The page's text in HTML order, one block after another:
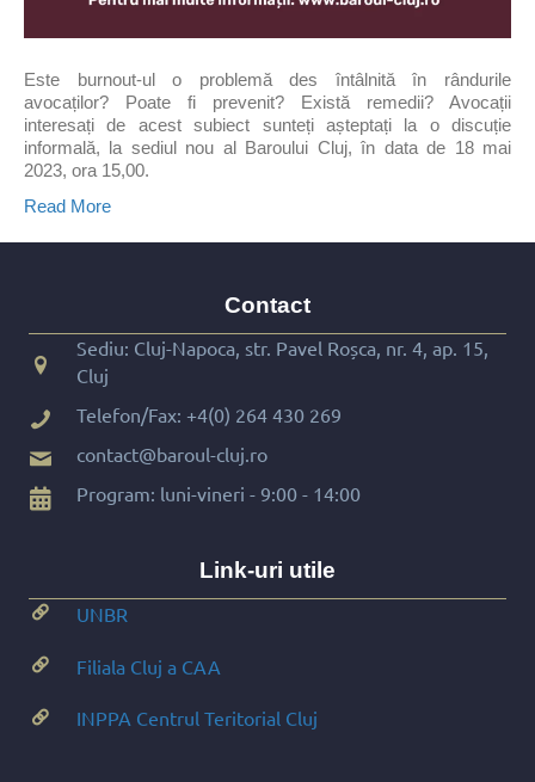
Este burnout-ul o problemă des întâlnită în rândurile
avocaților? Poate fi prevenit? Există remedii? Avocații
interesați de acest subiect sunteți așteptați la o discuție
informală, la sediul nou al Baroului Cluj, în data de 18 mai
2023, ora 15,00.
Read More
Contact
Sediu: Cluj-Napoca, str. Pavel Roșca, nr. 4, ap. 15,
Cluj
Telefon/Fax: +4(0) 264 430 269
contact@baroul-cluj.ro
Program: luni-vineri - 9:00 - 14:00
Link-uri utile
UNBR
Filiala Cluj a CAA
INPPA Centrul Teritorial Cluj